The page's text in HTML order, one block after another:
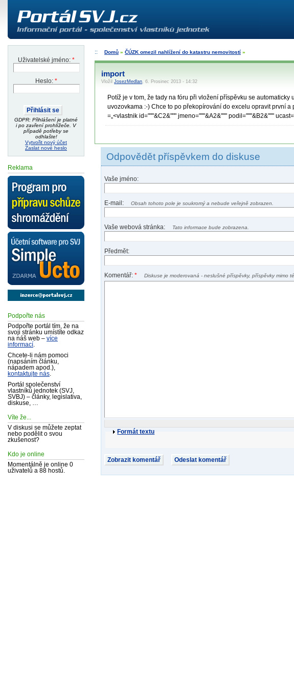
Uživatelské jméno: *
Heslo: *
GDPR: Přihlášení je platné
i po zavření prohlížeče. V
případě potřeby se
odhlašte!
Vytvořit nový účet
Zaslat nové heslo
Reklama
Podpořte nás
Podpořte portál tím, že na
svoji stránku umístíte odkaz
na náš web – více
informací
Chcete-li nám pomoci
(napsáním článku,
nápadem apod.),
kontaktujte nás
Portál společenství
vlastníků jednotek (SVJ,
SVBJ) – články, legislativa,
diskuse, …
Víte že...
V diskusi se můžete zeptat
nebo podělit o svou
zkušenost?
Kdo je online
Momentálně je online 0
uživatelů a 88 hostů.
Domů » ČÚZK omezil nahlížení do katastru nemovitostí »
import
VložilJosezMedlan, 6. Prosinec 2013 - 14:32
Potíž je v tom, že tady na fóru při vložení příspěvku se
uvozovkama :-) Chce to po překopírování do excelu opravit první a
=„<vlastnik id="""&C2&""" jmeno="""&A2&""" podil="""&B2&"""
Odpovědět příspěvkem do diskuse
Vaše jméno:
E-mail: Obsah tohoto pole je soukromý a nebude veřejně zobrazen.
Vaše webová stránka: Tato informace bude zobrazena.
Předmět:
Komentář:* Diskuse je moderovaná - neslušné příspěvky, příspěvky mimo
Formát textu